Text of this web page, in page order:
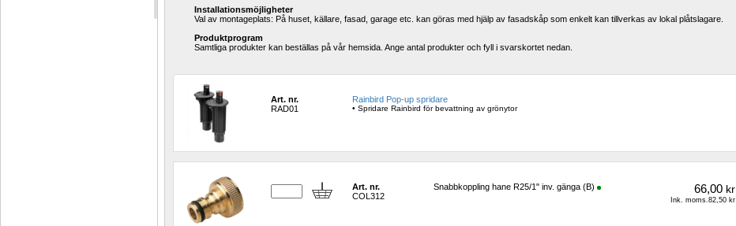
Installationsmöjligheter
Val av montageplats: På huset, källare, fasad, garage etc. kan göras med hjälp av fasadskåp som enkelt kan tillverkas av lokal plåtslagare.
Produktprogram
Samtliga produkter kan beställas på vår hemsida. Ange antal produkter och fyll i svarskortet nedan.
Art. nr.
RAD01
Rainbird Pop-up spridare
• Spridare Rainbird för bevattning av grönytor
Art. nr.
COL312
Snabbkoppling hane R25/1" inv. gänga (B) 66,00kr
Ink. moms.82,50 kr